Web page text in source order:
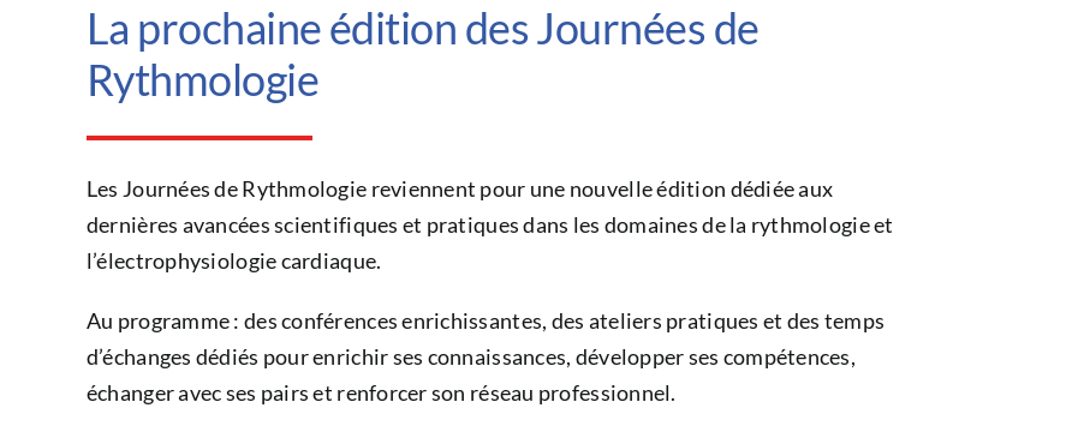
La prochaine édition des Journées de
Rythmologie
Les Journées de Rythmologie reviennent pour une nouvelle édition dédiée aux
dernières avancées scientifiques et pratiques dans les domaines de la rythmologie et
l’électrophysiologie cardiaque.
Au programme : des conférences enrichissantes, des ateliers pratiques et des temps
d’échanges dédiés pour enrichir ses connaissances, développer ses compétences,
échanger avec ses pairs et renforcer son réseau professionnel.